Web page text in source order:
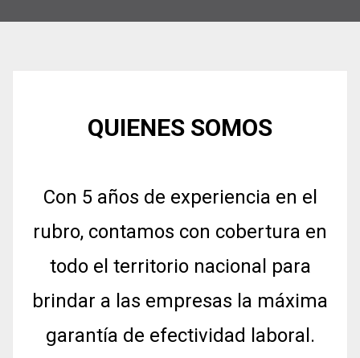
QUIENES SOMOS
Con 5 años de experiencia en el
rubro, contamos con cobertura en
todo el territorio nacional para
brindar a las empresas la máxima
garantía de efectividad laboral.